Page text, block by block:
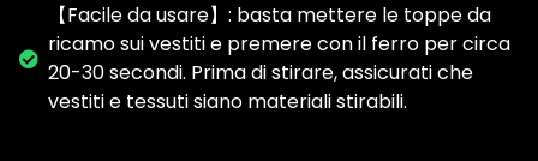
【Facile da usare】: basta mettere le toppe da
ricamo sui vestiti e premere con il ferro per circa
20-30 secondi. Prima di stirare, assicurati che
vestiti e tessuti siano materiali stirabili.